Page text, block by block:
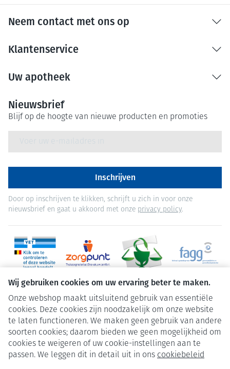
Wij gebruiken cookies om uw ervaring beter te maken.
Onze webshop maakt uitsluitend gebruik van essentiële
cookies. Deze cookies zijn noodzakelijk om onze website
te laten functioneren. We maken geen gebruik van andere
soorten cookies; daarom bieden we geen mogelijkheid om
cookies te weigeren of uw cookie-instellingen aan te
passen. We leggen dit in detail uit in ons cookiebeleid
Neem contact met ons op
Klantenservice
Uw apotheek
Nieuwsbrief
Blijf op de hoogte van nieuwe producten en promoties
Inschrijven
Door op inschrijven te klikken, schrijft u zich in voor onze
nieuwsbrief en gaat u akkoord met onze privacy policy.
Juridische links